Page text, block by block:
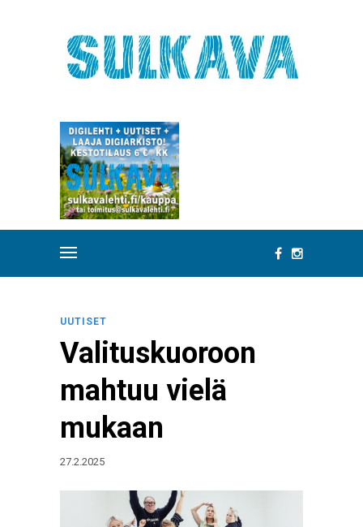
UUTISET
Valituskuoroon
mahtuu vielä
mukaan
27.2.2025